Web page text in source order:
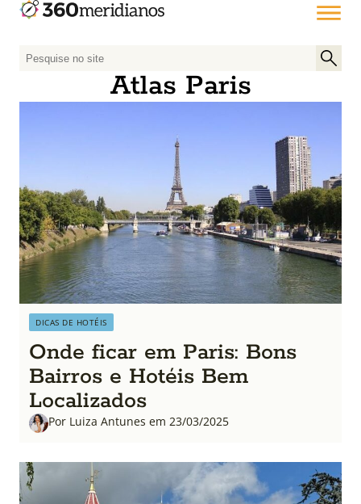
P
a
r
p
o
r
Atlas Paris
DICAS DE HOTÉIS
Onde ficar em Paris: Bons
Bairros e Hotéis Bem
Localizados
Por Luiza Antunes em 23/03/2025